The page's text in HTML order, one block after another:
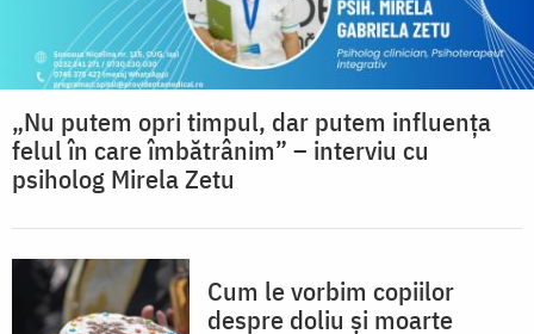
„Nu putem opri timpul, dar putem influența
felul în care îmbătrânim” – interviu cu
psiholog Mirela Zetu
Cum le vorbim copiilor
despre doliu și moarte